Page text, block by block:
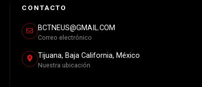
CONTACTO
BCTNEUS@GMAIL.COM
Correo electrónico
Tijuana, Baja California, México
Nuestra ubicación